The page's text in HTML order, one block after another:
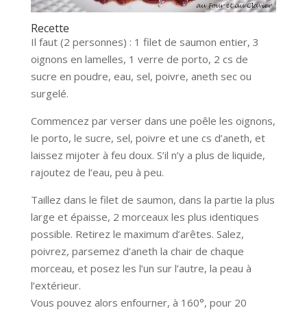
Recette
Il faut (2 personnes) : 1 filet de saumon entier, 3
oignons en lamelles, 1 verre de porto, 2 cs de
sucre en poudre, eau, sel, poivre, aneth sec ou
surgelé.
Commencez par verser dans une poêle les oignons,
le porto, le sucre, sel, poivre et une cs d’aneth, et
laissez mijoter à feu doux. S’il n’y a plus de liquide,
rajoutez de l’eau, peu à peu.
Taillez dans le filet de saumon, dans la partie la plus
large et épaisse, 2 morceaux les plus identiques
possible. Retirez le maximum d’arêtes. Salez,
poivrez, parsemez d’aneth la chair de chaque
morceau, et posez les l’un sur l’autre, la peau à
l’extérieur.
Vous pouvez alors enfourner, à 160°, pour 20